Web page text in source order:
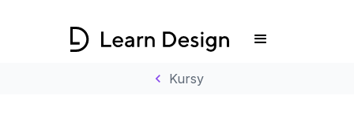
chevron_left Kursy